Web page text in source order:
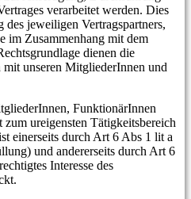
verarbeitet werden. Dies
des jeweiligen Vertragspartners,
im Zusammenhang mit dem
dienen die
mit unseren MitgliederInnen und
FunktionärInnen
ureigensten Tätigkeitsbereich
einerseits durch Art 6 Abs 1 lit a
und andererseits durch Art 6
Interesse des